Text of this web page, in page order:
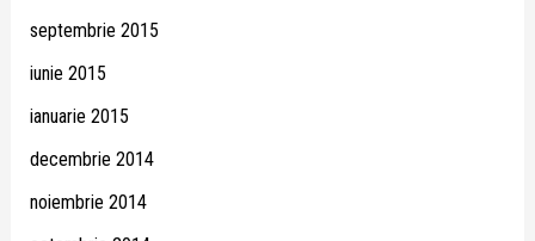
septembrie 2015
iunie 2015
ianuarie 2015
decembrie 2014
noiembrie 2014